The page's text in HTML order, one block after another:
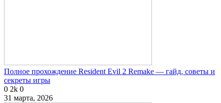
Полное прохождение Resident Evil 2 Remake — гайд, советы и
секреты игры
0 2k 0
31 марта, 2026